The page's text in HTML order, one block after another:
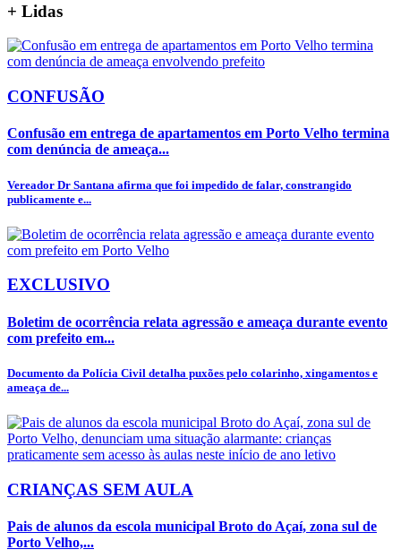
+ Lidas
CONFUSÃO
Confusão em entrega de apartamentos em Porto Velho termina
com denúncia de ameaça...
Vereador Dr Santana afirma que foi impedido de falar, constrangido
publicamente e...
EXCLUSIVO
Boletim de ocorrência relata agressão e ameaça durante evento
com prefeito em...
Documento da Polícia Civil detalha puxões pelo colarinho, xingamentos e
ameaça de...
CRIANÇAS SEM AULA
Pais de alunos da escola municipal Broto do Açaí, zona sul de
Porto Velho,...